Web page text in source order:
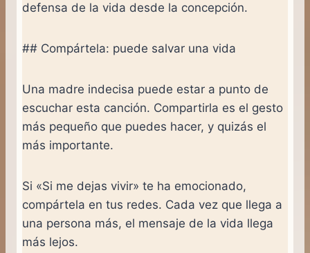
defensa de la vida desde la concepción.
## Compártela: puede salvar una vida
Una madre indecisa puede estar a punto de
escuchar esta canción. Compartirla es el gesto
más pequeño que puedes hacer, y quizás el
más importante.
Si «Si me dejas vivir» te ha emocionado,
compártela en tus redes. Cada vez que llega a
una persona más, el mensaje de la vida llega
más lejos.